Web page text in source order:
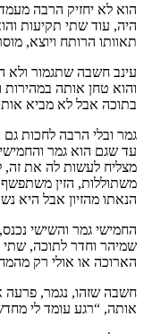
הוא לא יחזיק הרבה
היה, עוד שתי תקיעות
תאוותו הרותח ויוצא,
עינב חשבה שתגמור ולא
והוא טחן אותה במהירות
בתוכה אבל לא מביא
גמר ובלי הרבה לחכות גם
עד שגם הוא גמר
מצליח לעשות לה את זה,
משתוללות, הזין
הנאתו מהזיון אבל היא
החמישי גמר והשישי
שמיהר וחדר לתוכה, שתי
הארוכה או אולי רק
חשבה שזהו, נגמר, פרעה
אותה, “רגע עומד לי